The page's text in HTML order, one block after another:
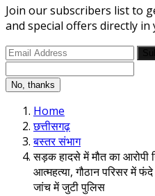
Join our subscribers list to
and special offers directly
No, thanks
Home
छत्तीसगढ़
बस्तर संभाग
सड़क हादसे में मौत का आरोपी
आत्महत्या, गौठान परिसर में
जांच में जुटी पुलिस